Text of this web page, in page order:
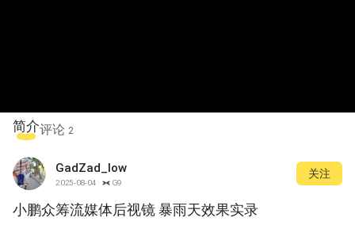
简介评论 2
GadZad_low
2025-08-04 G9
关注
小鹏众筹流媒体后视镜 暴雨天效果实录